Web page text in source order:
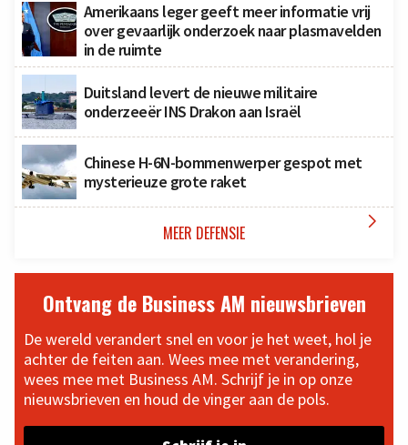
Amerikaans leger geeft meer informatie vrij
over gevaarlijk onderzoek naar plasmavelden
in de ruimte
Duitsland levert de nieuwe militaire
onderzeeër INS Drakon aan Israël
Chinese H-6N-bommenwerper gespot met
mysterieuze grote raket
MEER DEFENSIE 
Ontvang de Business AM nieuwsbrieven
De wereld verandert snel en voor je het weet, hol je
achter de feiten aan. Wees mee met verandering,
wees mee met Business AM. Schrijf je in op onze
nieuwsbrieven en houd de vinger aan de pols.